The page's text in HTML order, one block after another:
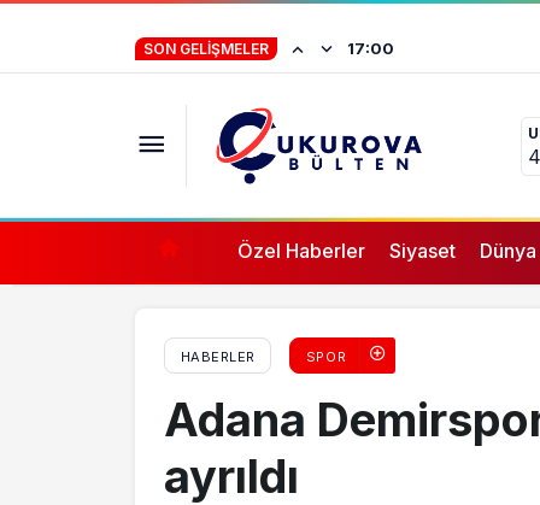
SON GELIŞMELER 17:00
ifade vermez”
Özel Haberler Siyaset Dünya
HABERLER SPOR
Adana
ayrıldı
“Derin Futbol” programı için BEYAZ TV’ye